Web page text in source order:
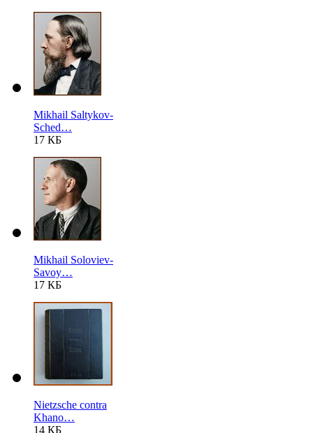
Mikhail Saltykov-
Sched…
17 КБ
Mikhail Soloviev-
Savoy…
17 КБ
Nietzsche contra
Khano…
14 КБ